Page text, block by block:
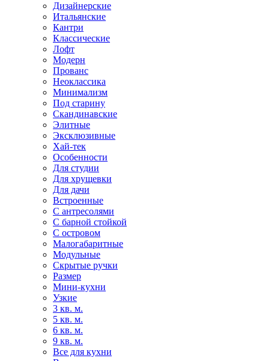
Дизайнерские
Итальянские
Кантри
Классические
Лофт
Модерн
Прованс
Неоклассика
Минимализм
Под старину
Скандинавские
Элитные
Эксклюзивные
Хай-тек
Особенности
Для студии
Для хрущевки
Для дачи
Встроенные
С антресолями
С барной стойкой
С островом
Малогабаритные
Модульные
Скрытые ручки
Размер
Мини-кухни
Узкие
3 кв. м.
5 кв. м.
6 кв. м.
9 кв. м.
Все для кухни